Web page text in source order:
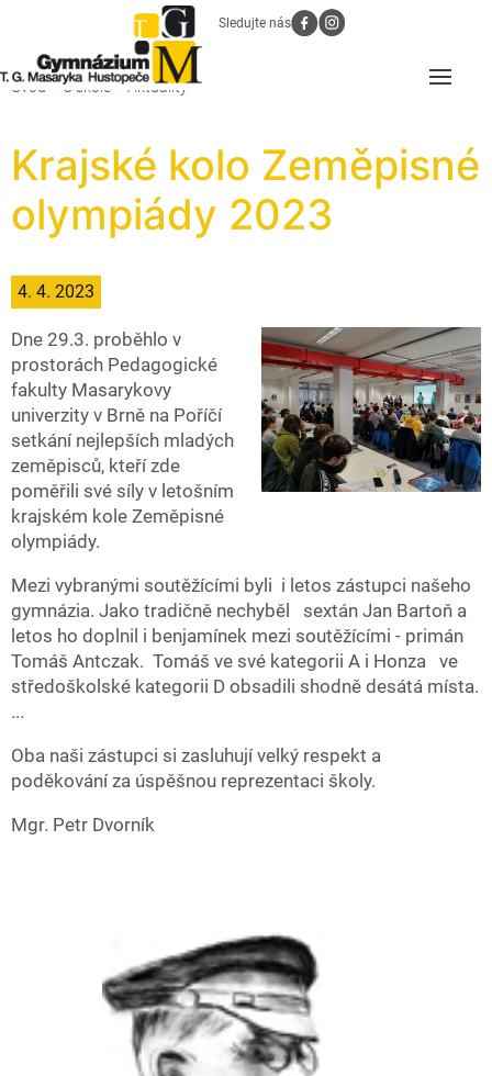
Sledujte nás
Úvod O škole Aktuality
Krajské kolo Zeměpisné
olympiády 2023
4. 4. 2023
Dne 29.3. proběhlo v
prostorách Pedagogické
fakulty Masarykovy
univerzity v Brně na Poříčí
setkání nejlepších mladých
zeměpisců, kteří zde
poměřili své síly v letošním
krajském kole Zeměpisné
olympiády.
Mezi vybranými soutěžícími byli i letos zástupci našeho
gymnázia. Jako tradičně nechyběl sextán Jan Bartoň a
letos ho doplnil i benjamínek mezi soutěžícími - primán
Tomáš Antczak. Tomáš ve své kategorii A i Honza ve
středoškolské kategorii D obsadili shodně desátá místa.
...
Oba naši zástupci si zasluhují velký respekt a
poděkování za úspěšnou reprezentaci školy.
Mgr. Petr Dvorník